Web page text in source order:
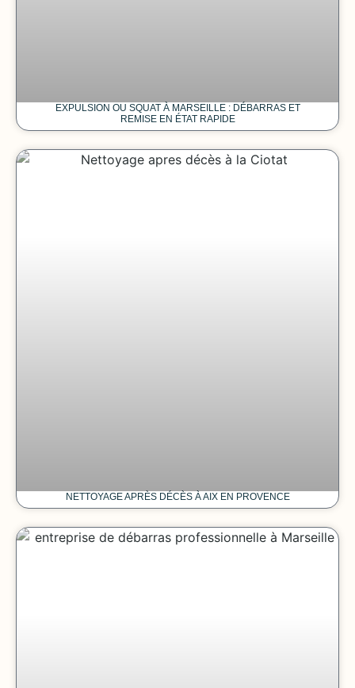
EXPULSION OU SQUAT À MARSEILLE : DÉBARRAS ET
REMISE EN ÉTAT RAPIDE
NETTOYAGE APRÈS DÉCÈS À AIX EN PROVENCE